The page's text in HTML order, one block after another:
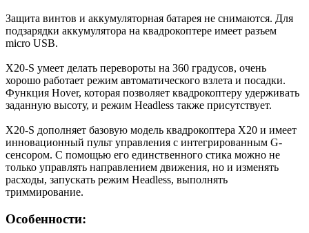
Защита винтов и аккумуляторная батарея не снимаются. Для
подзарядки аккумулятора на квадрокоптере имеет разъем
micro USB.
X20-S умеет делать перевороты на 360 градусов, очень
хорошо работает режим автоматического взлета и посадки.
Функция Hover, которая позволяет квадрокоптеру удерживать
заданную высоту, и режим Headless также присутствует.
X20-S дополняет базовую модель квадрокоптера X20 и имеет
инновационный пульт управления с интегрированным G-
сенсором. С помощью его единственного стика можно не
только управлять направлением движения, но и изменять
расходы, запускать режим Headless, выполнять
триммирование.
Особенности: